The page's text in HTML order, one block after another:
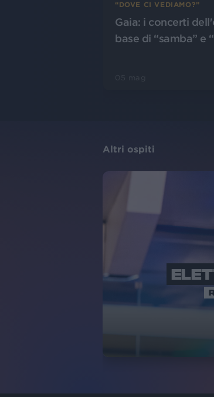
“DOVE CI VEDIAMO?”
Gaia: i concerti
base di “samba” e
Altri ospiti